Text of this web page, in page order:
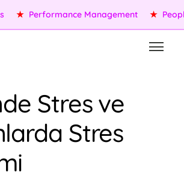
Performance Management ★ People
Stres ve
Stres